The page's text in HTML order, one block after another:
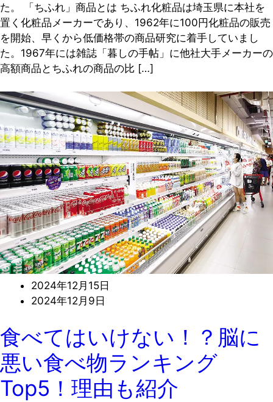
た。 「ちふれ」商品とは ちふれ化粧品は埼玉県に本社を
置く化粧品メーカーであり、1962年に100円化粧品の販売
を開始、早くから低価格帯の商品研究に着手していまし
た。1967年には雑誌「暮しの手帖」に他社大手メーカーの
高額商品とちふれの商品の比 […]
2024年12月15日
2024年12月9日
食べてはいけない！？脳に
悪い食べ物ランキング
Top5！理由も紹介